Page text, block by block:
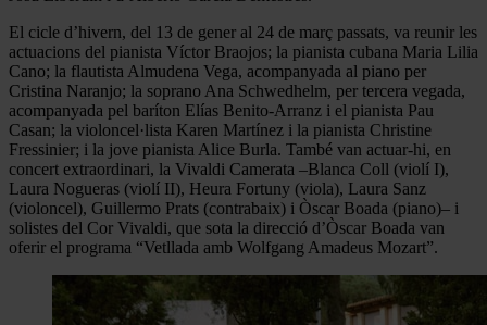
El cicle d’hivern, del 13 de gener al 24 de març passats, va reunir les
actuacions del pianista Víctor Braojos; la pianista cubana Maria Lilia
Cano; la flautista Almudena Vega, acompanyada al piano per
Cristina Naranjo; la soprano Ana Schwedhelm, per tercera vegada,
acompanyada pel baríton Elías Benito-Arranz i el pianista Pau
Casan; la violoncel·lista Karen Martínez i la pianista Christine
Fressinier; i la jove pianista Alice Burla. També van actuar-hi, en
concert extraordinari, la Vivaldi Camerata –Blanca Coll (violí I),
Laura Nogueras (violí II), Heura Fortuny (viola), Laura Sanz
(violoncel), Guillermo Prats (contrabaix) i Òscar Boada (piano)– i
solistes del Cor Vivaldi, que sota la direcció d’Òscar Boada van
oferir el programa “Vetllada amb Wolfgang Amadeus Mozart”.